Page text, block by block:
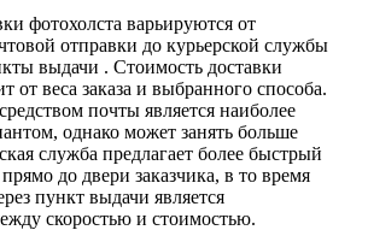
фотохолста варьируются от
отправки до курьерской службы
выдачи . Стоимость доставки
от веса заказа и выбранного способа.
почты является наиболее
однако может занять больше
служба предлагает более быстрый
до двери заказчика, в то время
пункт выдачи является
скоростью и стоимостью.